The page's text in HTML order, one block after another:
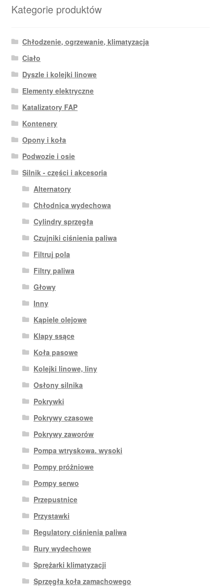
Kategorie produktów
Chłodzenie, ogrzewanie, klimatyzacja
Ciało
Dyszle i kolejki linowe
Elementy elektryczne
Katalizatory FAP
Kontenery
Opony i koła
Podwozie i osie
Silnik - części i akcesoria
Alternatory
Chłodnica wydechowa
Cylindry sprzęgła
Czujniki ciśnienia paliwa
Filtruj pola
Filtry paliwa
Głowy
Inny
Kąpiele olejowe
Klapy ssące
Koła pasowe
Kolejki linowe, liny
Osłony silnika
Pokrywki
Pokrywy czasowe
Pokrywy zaworów
Pompa wtryskowa. wysoki
Pompy próżniowe
Pompy serwo
Przepustnice
Przystawki
Regulatory ciśnienia paliwa
Rury wydechowe
Sprężarki klimatyzacji
Sprzęgła koła zamachowego